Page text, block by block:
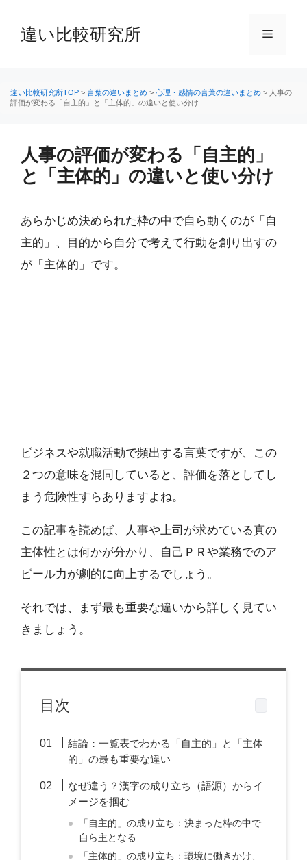
へ
ス
違い比較研究所 メ
違い比較研究所TOP > 言葉の違いまとめ > 心理・感情の言葉の違いまとめ > 人事の
評価が変わる「自主的」と「主体的」の違いと使い分け
人事の評価が変わる「自主的」
と「主体的」の違いと使い分け
あらかじめ決められた枠の中で自ら動くのが「自
主的」、目的から自分で考えて行動を創り出すの
が「主体的」です。
ビジネスや就職活動で頻出する言葉ですが、この
２つの意味を混同していると、評価を落としてし
まう危険性すらありますよね。
この記事を読めば、人事や上司が求めている真の
主体性とは何かが分かり、自己ＰＲや業務でのア
ピール力が劇的に向上するでしょう。
それでは、まず最も重要な違いから詳しく見てい
きましょう。
目次
結論：一覧表でわかる「自主的」と「主体
的」の最も重要な違い
なぜ違う？漢字の成り立ち（語源）からイ
メージを掴む
「自主的」の成り立ち：決まった枠の中で
自ら主となる
「主体的」の成り立ち：環境に働きかけ、